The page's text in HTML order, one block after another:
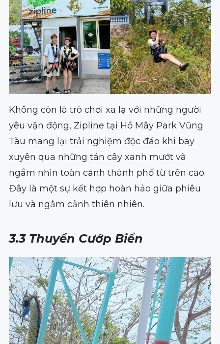
Không còn là trò chơi xa lạ với những người
yêu vận động, Zipline tại Hồ Mây Park Vũng
Tàu mang lại trải nghiệm độc đáo khi bay
xuyên qua những tán cây xanh mướt và
ngắm nhìn toàn cảnh thành phố từ trên cao.
Đây là một sự kết hợp hoàn hảo giữa phiêu
lưu và ngắm cảnh thiên nhiên.
3.3 Thuyền Cướp Biển